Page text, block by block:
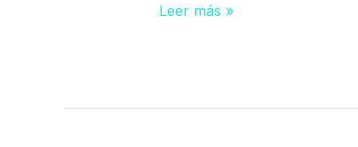
Leer más »